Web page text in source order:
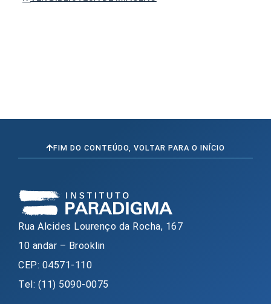
FIM DO CONTEÚDO, VOLTAR PARA O INÍCIO
Rua Alcides Lourenço da Rocha, 167
10 andar – Brooklin
CEP: 04571-110
Tel: (11) 5090-0075